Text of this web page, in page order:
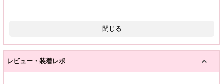
閉じる
レビュー・装着レポ